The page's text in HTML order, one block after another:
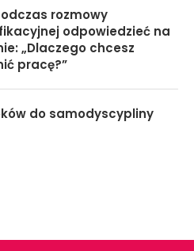
rozmowy
odpowiedzieć na
„Dlaczego chcesz
pracę?”
do samodyscypliny